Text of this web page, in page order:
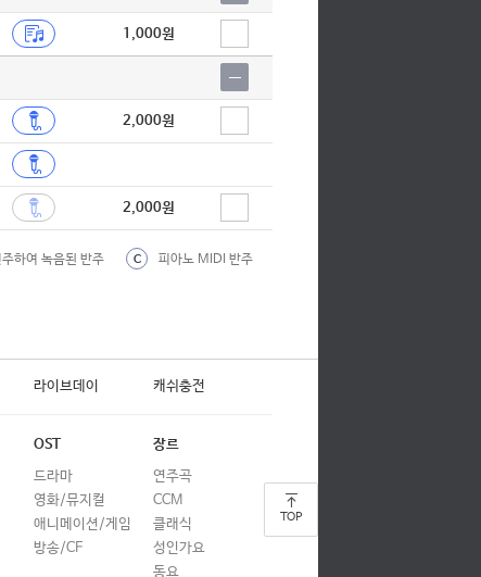
1,000원
2,000원
2,000원
하여 녹음된 반주 C 피아노 MIDI 반주
라이브데이 캐쉬충전
OST
드라마
영화/뮤지컬
애니메이션/게임
방송/CF
장르
연주곡
CCM
클래식
성인가요
동요
TOP